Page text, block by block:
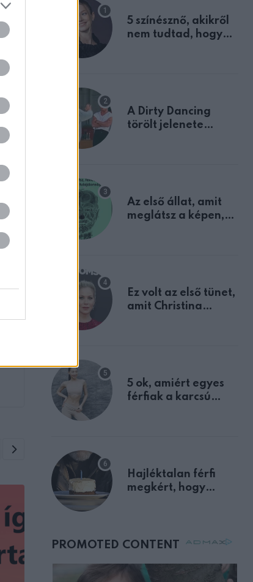
5 színésznő, akikről
nem tudtad, hogy
A Dirty Dancing
törölt jelenete
Az első állat, amit
meglátsz a képen,
Ez volt az első tünet,
amit Christina
5 ok, amiért egyes
férfiak a karcsú
Hajléktalan férfi
megkért, hogy
mellettem ült az első